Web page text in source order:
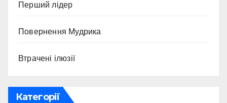
Перший лідер
Повернення Мудрика
Втрачені ілюзії
Категорії